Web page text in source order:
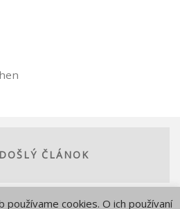
ČLÁNOK
používame cookies. O ich používaní